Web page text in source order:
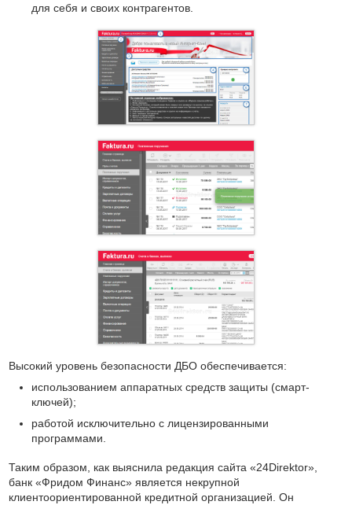
для себя и своих контрагентов.
Высокий уровень безопасности ДБО обеспечивается:
использованием аппаратных средств защиты (смарт-
ключей);
работой исключительно с лицензированными
программами.
Таким образом, как выяснила редакция сайта «24Direktor»,
банк «Фридом Финанс» является некрупной
клиентоориентированной кредитной организацией. Он